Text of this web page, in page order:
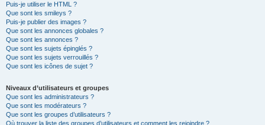
Puis-je utiliser le HTML ?
Que sont les smileys ?
Puis-je publier des images ?
Que sont les annonces globales ?
Que sont les annonces ?
Que sont les sujets épinglés ?
Que sont les sujets verrouillés ?
Que sont les icônes de sujet ?
Niveaux d’utilisateurs et groupes
Que sont les administrateurs ?
Que sont les modérateurs ?
Que sont les groupes d’utilisateurs ?
Où trouver la liste des groupes d’utilisateurs et comment les rejoindre ?